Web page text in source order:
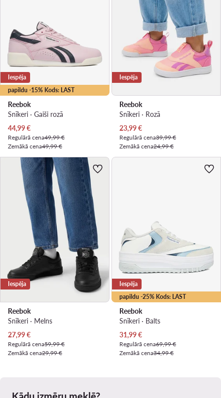
papildu -15% Kods: LAST
Iespēja
Reebok
Snīkeri · Gaiši rozā
Pašreizējā cena
44,99€
Regulārā cena49,99 €
Zemākā cena49,99 €
Iespēja
Reebok
Snīkeri · Rozā
Pašreizējā cena
23,99€
Regulārā cena39,99 €
Zemākā cena24,99 €
Iespēja
Reebok
Snīkeri · Melns
Pašreizējā cena
27,99€
Regulārā cena59,99 €
Zemākā cena29,99 €
papildu -25% Kods: LAST
Iespēja
Reebok
Snīkeri · Balts
Pašreizējā cena
31,99€
Regulārā cena69,99 €
Zemākā cena34,99 €